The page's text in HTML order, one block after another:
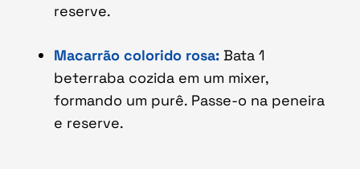
reserve.
Macarrão colorido rosa: Bata 1
beterraba cozida em um mixer,
formando um purê. Passe-o na peneira
e reserve.